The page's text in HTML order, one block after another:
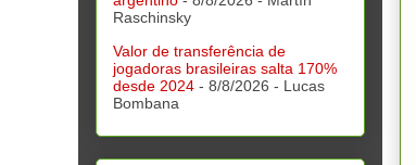
Raschinsky
Valor de transferência de
jogadoras brasileiras salta 170%
desde 2024 - 8/8/2026 - Lucas
Bombana